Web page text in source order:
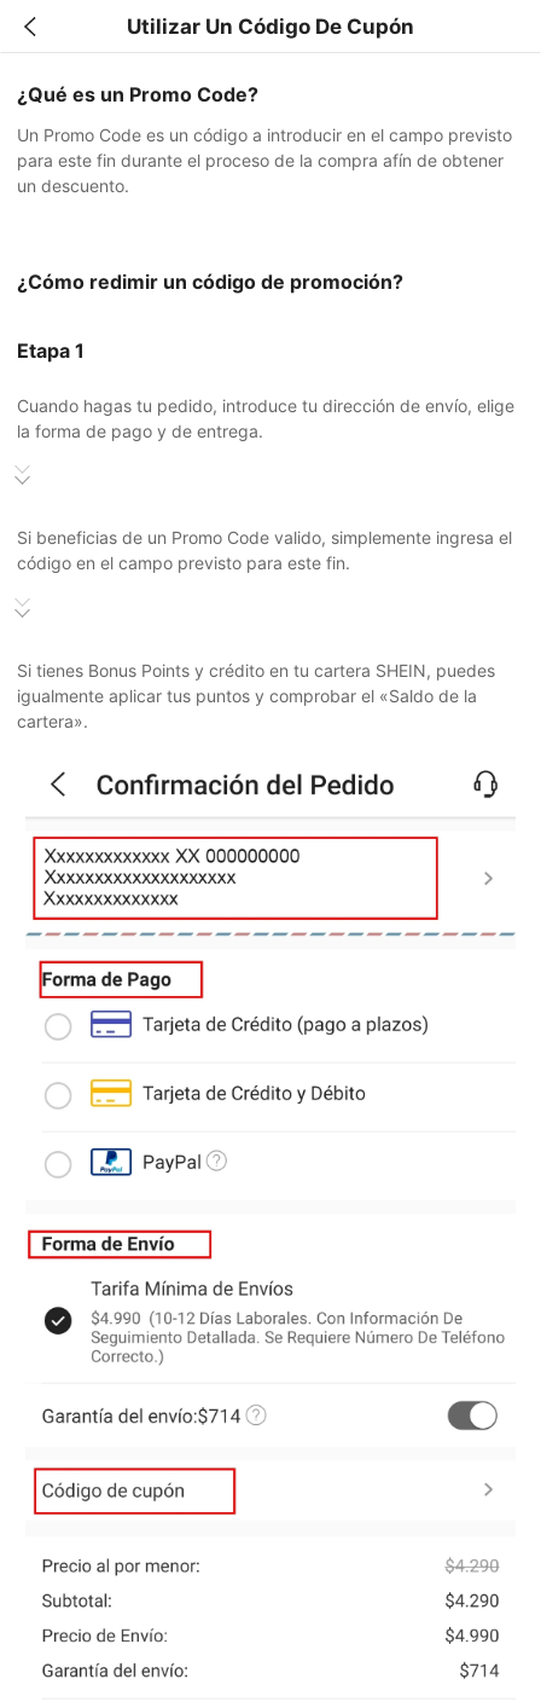
Utilizar Un Código De Cupón
¿Qué es un Promo Code?
Un Promo Code es un código a introducir en el campo previsto
para este fin durante el proceso de la compra afín de obtener
un descuento.
¿Cómo redimir un código de promoción?
Etapa 1
Cuando hagas tu pedido, introduce tu dirección de envío, elige
la forma de pago y de entrega.
Si beneficias de un Promo Code valido, simplemente ingresa el
código en el campo previsto para este fin.
Si tienes Bonus Points y crédito en tu cartera SHEIN, puedes
igualmente aplicar tus puntos y comprobar el «Saldo de la
cartera».